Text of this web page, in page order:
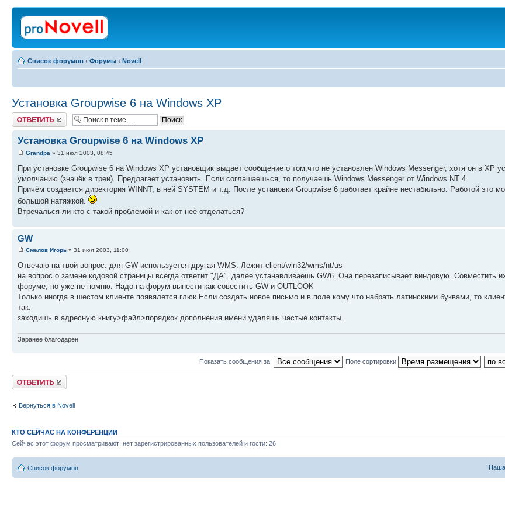
Список форумов ‹ Форумы ‹ Novell
Установка Groupwise 6 на Windows XP
Ответить
Установка Groupwise 6 на Windows XP
Grandpa » 31 июл 2003, 08:45
При установке Groupwise 6 на Windows XP установщик выдаёт сообщение о том,что не установлен Windows Messenger, хотя он в XP
умолчанию (значёк в треи). Предлагает установить. Если соглашаешься, то получаешь Windows Messenger от Windows NT 4.
Причём создается директория WINNT, в ней SYSTEM и т.д. После установки Groupwise 6 работает крайне нестабильно. Работой это
большой натяжкой.
Втречалься ли кто с такой проблемой и как от неё отделаться?
GW
Смелов Игорь » 31 июл 2003, 11:00
Отвечаю на твой вопрос. для GW используется другая WMS. Лежит client/win32/wms/nt/us
на вопрос о замене кодовой страницы всегда ответит "ДА". далее устанавливаешь GW6. Она перезаписывает виндовую. Совместить
форуме, но уже не помню. Надо на форум вынести как совестить GW и OUTLOOK
Только иногда в шестом клиенте появялется глюк.Если создать новое письмо и в поле кому что набрать латинскими буквами, то
так:
заходишь в адресную книгу>файл>порядкок дополнения имени.удаляшь частые контакты.
Заранее благодарен
Показать сообщения за: Поле сортировки
Ответить
Вернуться в Novell
КТО СЕЙЧАС НА КОНФЕРЕНЦИИ
Сейчас этот форум просматривают: нет зарегистрированных пользователей и гости: 26
Список форумов